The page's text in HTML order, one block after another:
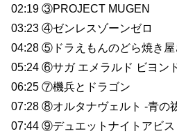
02:19 ③PROJECT MUGEN
03:23 ④ゼンレスゾーンゼロ
04:28 ⑤ドラえもんのどら焼き屋
05:24 ⑥サガ エメラルド ビヨン
06:25 ⑦機兵とドラゴン
07:28 ⑧オルタナヴェルト -青の
07:44 ⑨デュエットナイトアビス